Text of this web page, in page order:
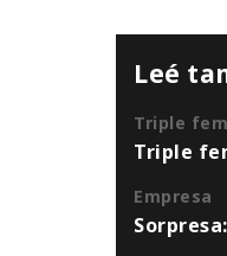
Leé
Triple
Triple
Empresa